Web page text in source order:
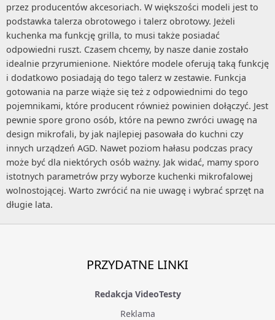
przez producentów akcesoriach. W większości modeli jest to
podstawka talerza obrotowego i talerz obrotowy. Jeżeli
kuchenka ma funkcję grilla, to musi także posiadać
odpowiedni ruszt. Czasem chcemy, by nasze danie zostało
idealnie przyrumienione. Niektóre modele oferują taką funkcję
i dodatkowo posiadają do tego talerz w zestawie. Funkcja
gotowania na parze wiąże się też z odpowiednimi do tego
pojemnikami, które producent również powinien dołączyć. Jest
pewnie spore grono osób, które na pewno zwróci uwagę na
design mikrofali, by jak najlepiej pasowała do kuchni czy
innych urządzeń AGD. Nawet poziom hałasu podczas pracy
może być dla niektórych osób ważny. Jak widać, mamy sporo
istotnych parametrów przy wyborze kuchenki mikrofalowej
wolnostojącej. Warto zwrócić na nie uwagę i wybrać sprzęt na
długie lata.
PRZYDATNE LINKI
Redakcja VideoTesty
Reklama